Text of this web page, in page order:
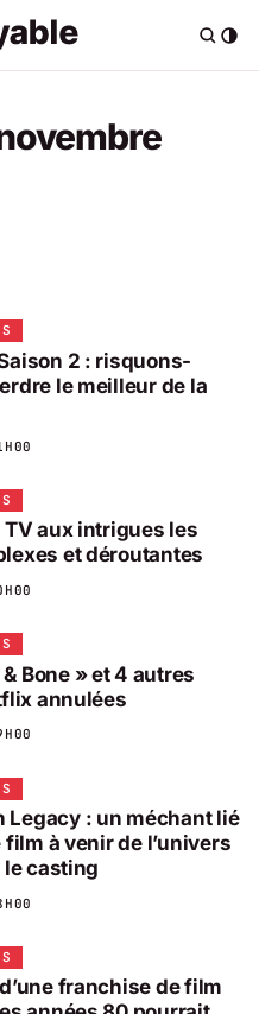
2 : risquons-
le meilleur de la
TV aux intrigues les
et déroutantes
Bone » et 4 autres
annulées
Legacy : un méchant lié
film à venir de l’univers
le casting
franchise de film